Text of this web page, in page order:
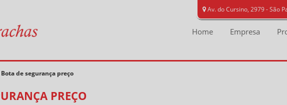
Av. do Cursino, 2979 - São
Home Empresa
Bota de segurança preço
PREÇO